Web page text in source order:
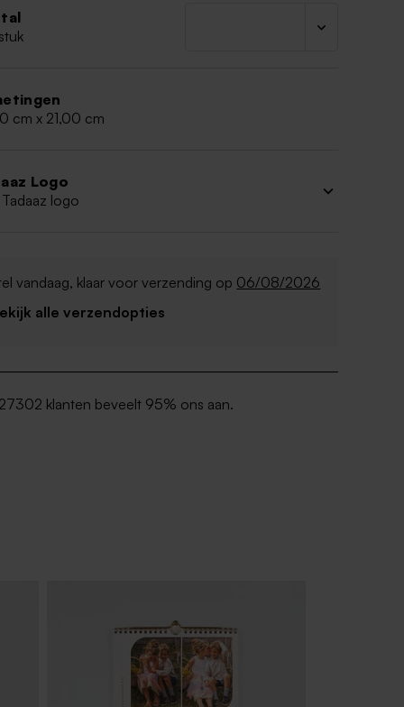
cm x 21,00 cm
Logo
logo
vandaag, klaar voor verzending op 06/08/2026
alle verzendopties
klanten beveelt 95% ons aan.